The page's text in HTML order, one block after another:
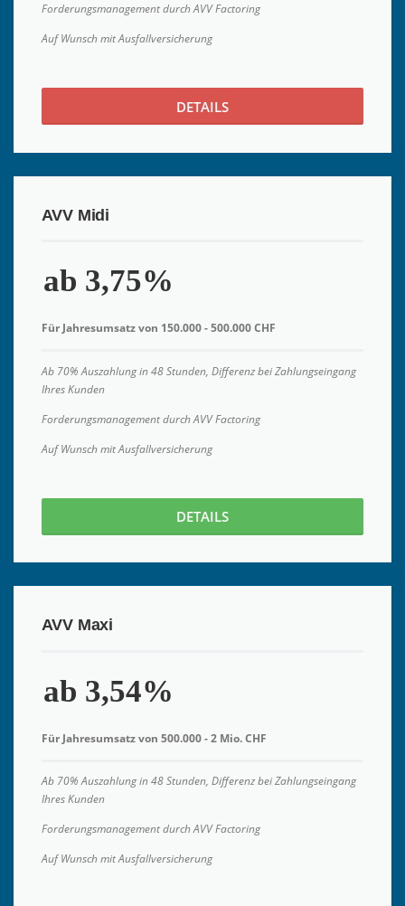
Forderungsmanagement durch AVV Factoring
Auf Wunsch mit Ausfallversicherung
DETAILS
AVV Midi
ab 3,75%
Für Jahresumsatz von 150.000 - 500.000 CHF
Ab 70% Auszahlung in 48 Stunden, Differenz bei Zahlungseingang
Ihres Kunden
Forderungsmanagement durch AVV Factoring
Auf Wunsch mit Ausfallversicherung
DETAILS
AVV Maxi
ab 3,54%
Für Jahresumsatz von 500.000 - 2 Mio. CHF
Ab 70% Auszahlung in 48 Stunden, Differenz bei Zahlungseingang
Ihres Kunden
Forderungsmanagement durch AVV Factoring
Auf Wunsch mit Ausfallversicherung